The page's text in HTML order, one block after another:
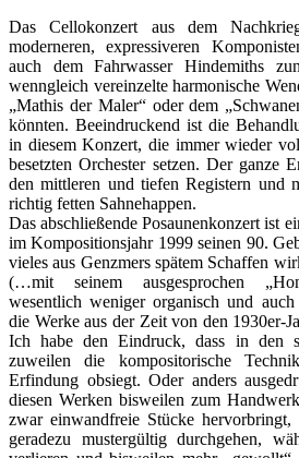
Das Cellokonzert aus dem
moderneren, expressiveren
auch dem Fahrwasser Hindemiths
wenngleich vereinzelte harmonische
„Mathis der Maler“ oder dem
könnten. Beeindruckend ist die
in diesem Konzert, die immer wieder
besetzten Orchester setzen. Der ganze
den mittleren und tiefen Registern und
richtig fetten Sahnehappen.
Das abschließende Posaunenkonzert ist
im Kompositionsjahr 1999 seinen 90.
vieles aus Genzmers spätem Schaffen
(…mit seinem ausgesprochen
wesentlich weniger organisch und
die Werke aus der Zeit von den 1930er-
Ich habe den Eindruck, dass in den
zuweilen die kompositorische
Erfindung obsiegt. Oder anders
diesen Werken bisweilen zum
zwar einwandfreie Stücke
geradezu mustergültig durchgehen,